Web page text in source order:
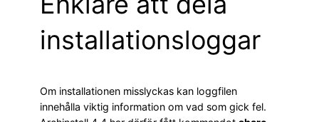
installationsloggar
Om installationen misslyckas kan loggfilen
innehålla viktig information om vad som gick fel.